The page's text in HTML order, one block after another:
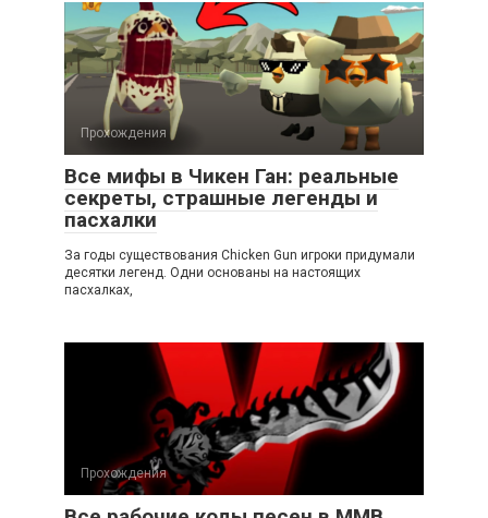
Прохождения
Все мифы в Чикен Ган: реальные
секреты, страшные легенды и
пасхалки
За годы существования Chicken Gun игроки придумали
десятки легенд. Одни основаны на настоящих
пасхалках,
Прохождения